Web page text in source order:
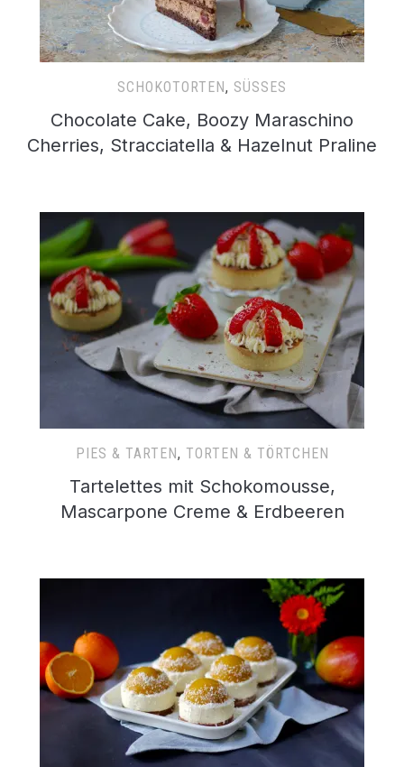
SCHOKOTORTEN, SÜSSES
Chocolate Cake, Boozy Maraschino
Cherries, Stracciatella & Hazelnut Praline
PIES & TARTEN, TORTEN & TÖRTCHEN
Tartelettes mit Schokomousse,
Mascarpone Creme & Erdbeeren